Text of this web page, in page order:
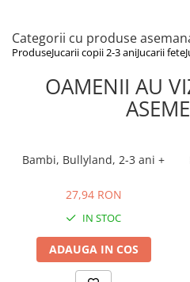
Categorii cu produse
ProduseJucarii copii 2-3 aniJucarii fete
OAMENII AU
Bambi, Bullyland, 2-3 ani +
27,94 RON
IN STOC
ADAUGA IN COS